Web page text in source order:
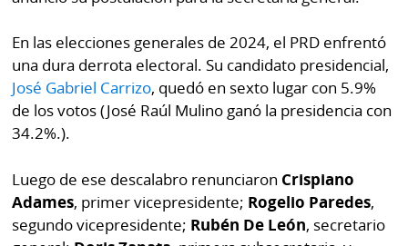
En las elecciones generales de 2024, el PRD enfrentó
una dura derrota electoral. Su candidato presidencial,
José Gabriel Carrizo, quedó en sexto lugar con 5.9%
de los votos (José Raúl Mulino ganó la presidencia con
34.2%.).
Luego de ese descalabro renunciaron Crispiano
Adames, primer vicepresidente; Rogelio Paredes,
segundo vicepresidente; Rubén De León, secretario